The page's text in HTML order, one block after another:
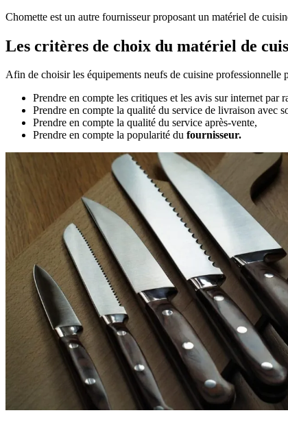
Chomette est un autre fournisseur proposant un matériel de
Les critères de choix du matériel de
Afin de choisir les équipements neufs de cuisine professionnelle
Prendre en compte les critiques et les avis sur internet par
Prendre en compte la qualité du service de livraison avec
Prendre en compte la qualité du service après-vente,
Prendre en compte la popularité du fournisseur.